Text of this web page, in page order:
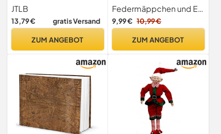
Pack, Löschbare
Stoffstifte, Schneider,
Schneider, Basteln,
JTLB
13,79 € gratis Versand
ZUM ANGEBOT
&Junge mit 12 Einhorn
Bleistiften und 1
Federmäppchen, Schönes
Ästhetisch Aufklebern und
Federmäppchen und Ein Set Schreibwaren Dieses produkt enthält 1*süßes Einhorn-federmäppchen+ 12*bleistift+ 10*nette Gelstifte in verschiedenen Farben+ 1*einhorn-Notizbuch+ 1*paar einhorn-Aufkleber+ 1*tasche mit kordelzug.
9,99 € 10,99 €
ZUM ANGEBOT